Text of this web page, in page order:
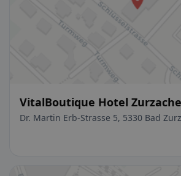
VitalBoutique Hotel
Zurzach
Dr. Martin Erb-Strasse 5, 5330 Bad